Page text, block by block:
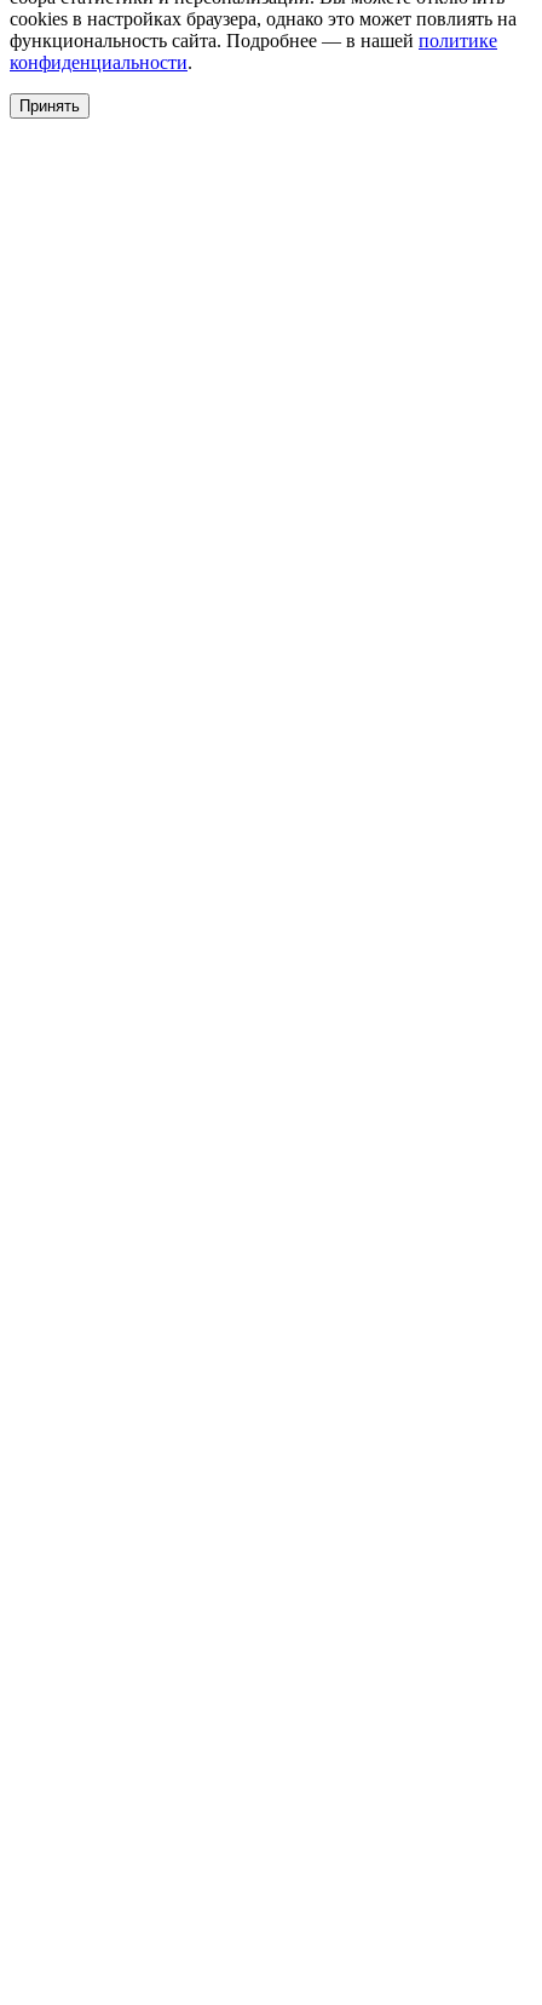
cookies в настройках браузера, однако это может повлиять на
функциональность сайта. Подробнее — в нашей политике
конфиденциальности.
Принять